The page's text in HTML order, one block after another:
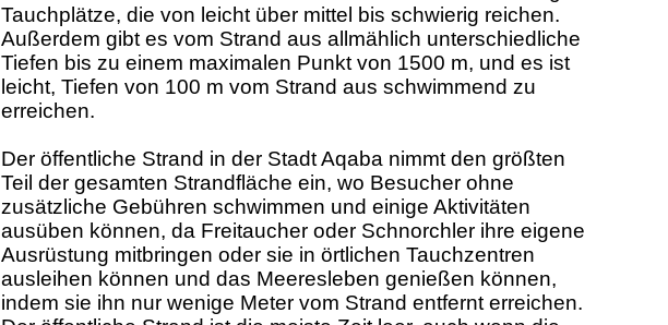
Tauchplätze, die von leicht über mittel bis schwierig reichen.
Außerdem gibt es vom Strand aus allmählich unterschiedliche
Tiefen bis zu einem maximalen Punkt von 1500 m, und es ist
leicht, Tiefen von 100 m vom Strand aus schwimmend zu
erreichen.
Der öffentliche Strand in der Stadt Aqaba nimmt den größten
Teil der gesamten Strandfläche ein, wo Besucher ohne
zusätzliche Gebühren schwimmen und einige Aktivitäten
ausüben können, da Freitaucher oder Schnorchler ihre eigene
Ausrüstung mitbringen oder sie in örtlichen Tauchzentren
ausleihen können und das Meeresleben genießen können,
indem sie ihn nur wenige Meter vom Strand entfernt erreichen.